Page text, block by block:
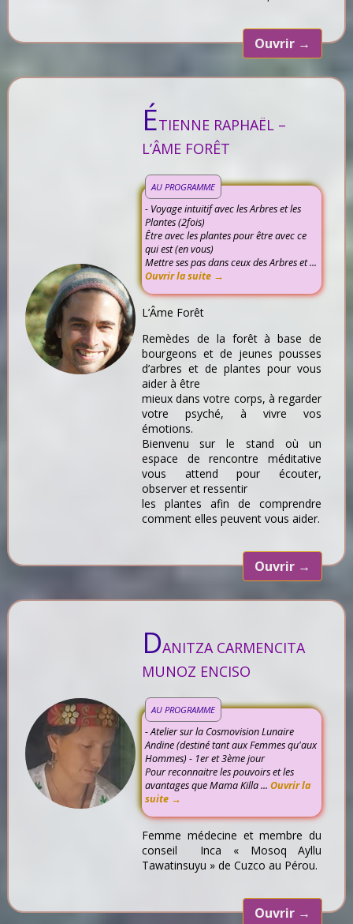
Ouvrir →
ÉTIENNE RAPHAËL –
L’ÂME FORÊT
AU PROGRAMME
- Voyage intuitif avec les Arbres et les
Plantes (2fois)
Être avec les plantes pour être avec ce
qui est (en vous)
Mettre ses pas dans ceux des Arbres et ...
Ouvrir la suite →
L’Âme Forêt
Remèdes de la forêt à base de
bourgeons et de jeunes pousses
d’arbres et de plantes pour vous
aider à être
mieux dans votre corps, à regarder
votre psyché, à vivre vos
émotions.
Bienvenu sur le stand où un
espace de rencontre méditative
vous attend pour écouter,
observer et ressentir
les plantes afin de comprendre
comment elles peuvent vous aider.
Ouvrir →
DANITZA CARMENCITA
MUNOZ ENCISO
AU PROGRAMME
- Atelier sur la Cosmovision Lunaire
Andine (destiné tant aux Femmes qu'aux
Hommes) - 1er et 3ème jour
Pour reconnaitre les pouvoirs et les
avantages que Mama Killa ... Ouvrir la
suite →
Femme médecine et membre du
conseil Inca « Mosoq Ayllu
Tawatinsuyu » de Cuzco au Pérou.
Ouvrir →